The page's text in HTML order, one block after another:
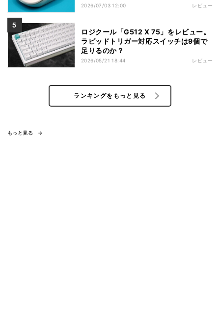
2026/07/03 12:00 レビュー
ロジクール「G512 X 75」をレビュー。
ラピッドトリガー対応スイッチは9個で
足りるのか？
2026/05/21 18:44 レビュー
ランキングをもっと見る
もっと見る